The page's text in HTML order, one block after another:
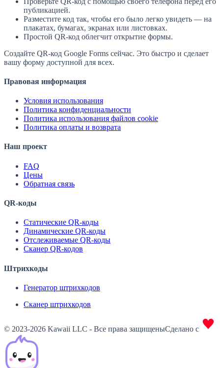
публикацией.
Разместите код так, чтобы его было легко увидеть — на
плакатах, бумагах, экранах или листовках.
Простой QR-код облегчит открытие формы.
Создайте QR-код Google Forms сейчас. Это быстро и сделает
вашу форму доступной для всех.
Правовая информация
Условия использования
Политика конфиденциальности
Политика использования файлов cookie
Политика оплаты и возврата
Наш проект
FAQ
Цены
Обратная связь
QR-коды
Статические QR-коды
Динамические QR-коды
Отслеживаемые QR-коды
Сканер QR-кодов
Штрихкоды
Генератор штрихкодов
Сканер штрихкодов
© 2023-2026 Kawaii LLC - Все права защищеныСделано с